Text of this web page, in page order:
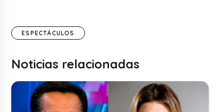
ESPECTÁCULOS
Noticias relacionadas